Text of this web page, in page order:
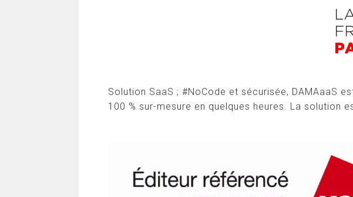
Solution SaaS ; #NoCode et sécurisée, DAMAaaS
100 % sur-mesure en quelques heures. La solution